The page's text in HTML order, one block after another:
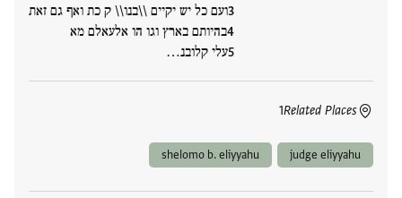
ועם כל יש יקיים \\בנו\\ ק כת ואף גם זאת
בהיותם בארץ וגו הו אלעאלם מא
עלי קלובנ‮…
Related Places
1
judge eliyyahu
shelomo b. eliyyahu